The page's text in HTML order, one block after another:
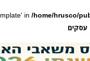
in /home/hrusco/
עסקים